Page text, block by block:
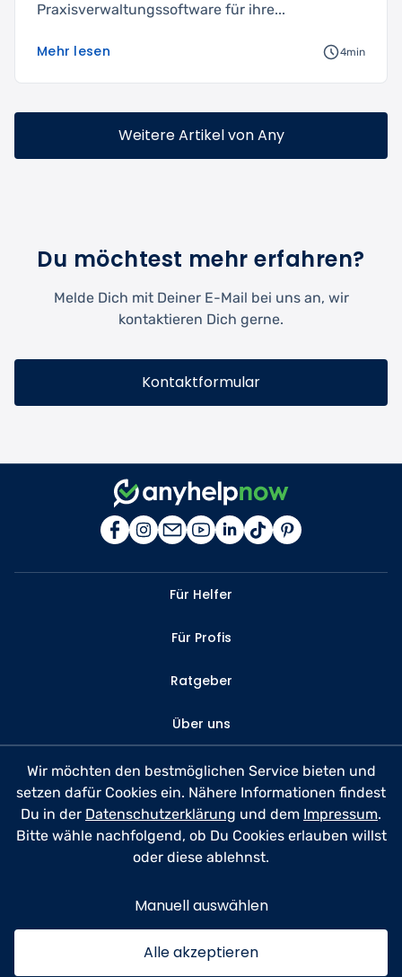
Praxisverwaltungssoftware für ihre...
Mehr lesen 4min
Weitere Artikel von Any
Du möchtest mehr erfahren?
Melde Dich mit Deiner E-Mail bei uns an, wir
kontaktieren Dich gerne.
Kontaktformular
Für Helfer
Für Profis
Ratgeber
Über uns
Kontakt
FAQ
Datenschutz
Nutzungsbedingungen
Wir möchten den bestmöglichen Service bieten und
setzen dafür Cookies ein. Nähere Informationen findest
Du in der Datenschutzerklärung und dem Impressum.
Bitte wähle nachfolgend, ob Du Cookies erlauben willst
oder diese ablehnst.
Manuell auswählen
Alle akzeptieren